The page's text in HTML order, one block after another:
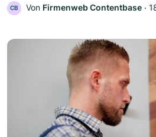
CB Von Firmenweb Contentbase ‧